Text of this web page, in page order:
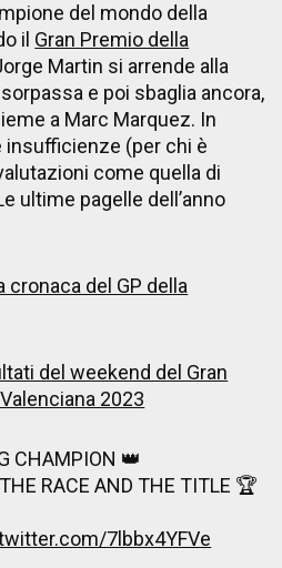
del mondo della
il Gran Premio della
Martin si arrende alla
e poi sbaglia ancora,
a Marc Marquez. In
(per chi è
come quella di
ultime pagelle dell’anno
cronaca del GP della
del weekend del Gran
2023
CHAMPION 👑
RACE AND THE TITLE 🏆
7lbbx4YFVe